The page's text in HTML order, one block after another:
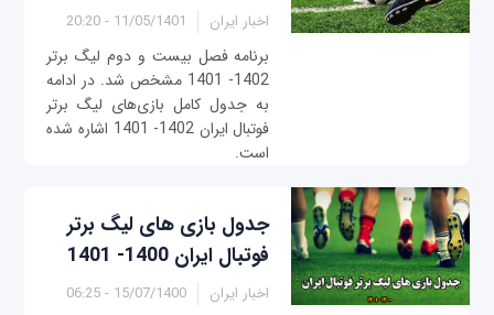
اخبار ایران 11/05/1401 - 20:20
برنامه فصل بیست و دوم لیگ برتر
1402- 1401 مشخص شد. در ادامه
به جدول کامل بازی‌های لیگ برتر
فوتبال ایران 1402- 1401 اشاره شده
است.
جدول بازی‌ های لیگ برتر
فوتبال ایران 1400- 1401
اخبار ایران 15/07/1400 - 06:25